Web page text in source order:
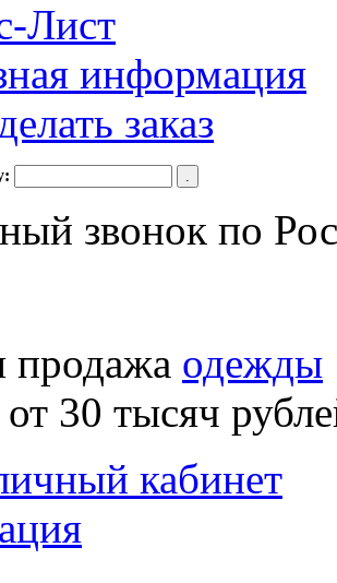
Лист
информация
заказ
звонок по
продажа одежды
30 тысяч
кабинет